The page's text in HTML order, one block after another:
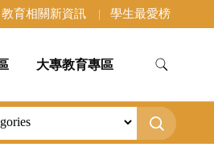
教育相關新資訊 學生最愛榜
大專教育專區